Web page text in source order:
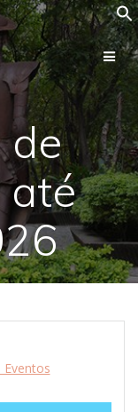
de
até
Eventos